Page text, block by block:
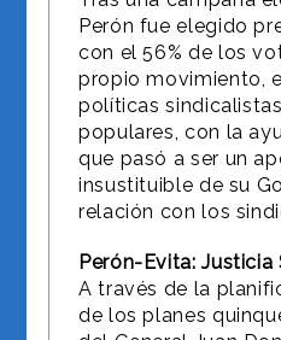
Perón fue elegido
con el 56% de los
propio movimiento,
políticas
populares, con la
que pasó a ser un
insustituible de su
relación con los
Perón-Evita: Justicia
A través de la
de los planes